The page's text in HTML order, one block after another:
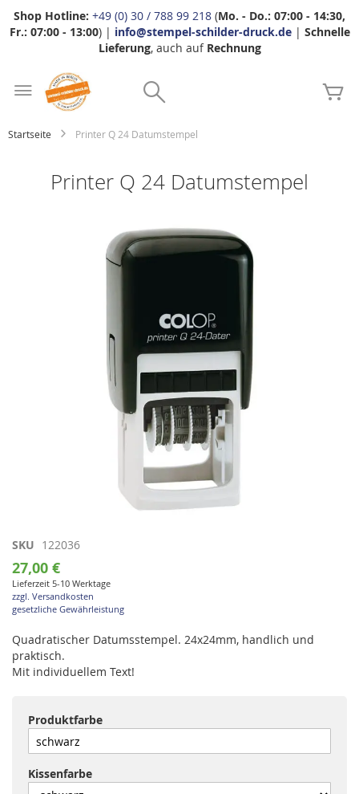
Shop Hotline: +49 (0) 30 / 788 99 218 (Mo. - Do.: 07:00 - 14:30,
Fr.: 07:00 - 13:00) | info@stempel-schilder-druck.de| Schnelle
Lieferung, auch auf Rechnung
Startseite Printer Q 24 Datumstempel
Printer Q 24 Datumstempel
Zum
Anfang
der
Bildgalerie
springen
SKU 122036
27,00 €
Lieferzeit 5-10 Werktage
zzgl. Versandkosten
gesetzliche Gewährleistung
Quadratischer Datumsstempel. 24x24mm, handlich und
praktisch.
Mit individuellem Text!
Produktfarbe
Kissenfarbe